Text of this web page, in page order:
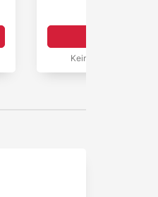
Keine Aktionen